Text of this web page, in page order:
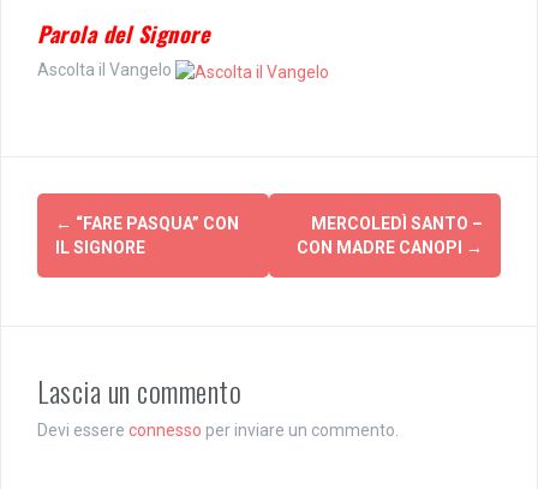
Parola del Signore
Ascolta il Vangelo
Post
navigation
← “FARE PASQUA” CON
IL SIGNORE
MERCOLEDÌ SANTO –
CON MADRE CANOPI →
Lascia un commento
Devi essere connesso per inviare un commento.